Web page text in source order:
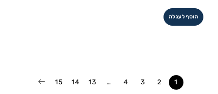
הוסף לעגלה
1
2
3
4
…
13
14
15